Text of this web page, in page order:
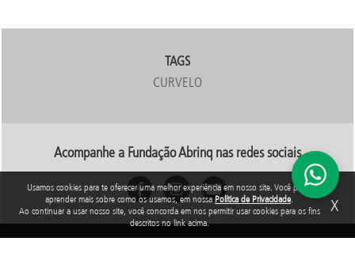
Usamos cookies para te oferecer uma melhor experiência em nosso site. Você pode
aprender mais sobre como os usamos, em nossaPolítica de Privacidade.
Ao continuar a usar nosso site, você concorda em nos permitir usar cookies para os fins
descritos no link acima.
X
TAGS
CURVELO
Acompanhe a Fundação Abrinq nas redes sociais